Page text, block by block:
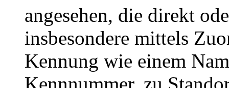
angesehen, die direkt
insbesondere mittels
Kennung wie einem